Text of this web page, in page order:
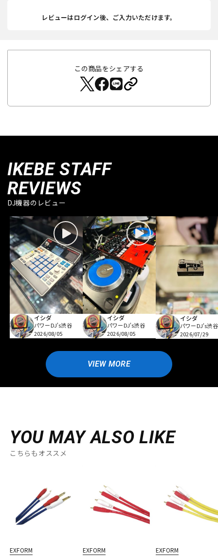
レビューはログイン後、ご入力いただけます。
この商品をシェアする
IKEBE STAFF
REVIEWS
DJ機器のレビュー
イシダ
パワーDJ's渋谷
2026/08/05
イシダ
パワーDJ's渋谷
2026/08/05
イシダ
パワーDJ's渋谷
2026/07/29
VIEW MORE
YOU MAY ALSO LIKE
こちらもオススメ
EXFORM EXFORM EXFORM